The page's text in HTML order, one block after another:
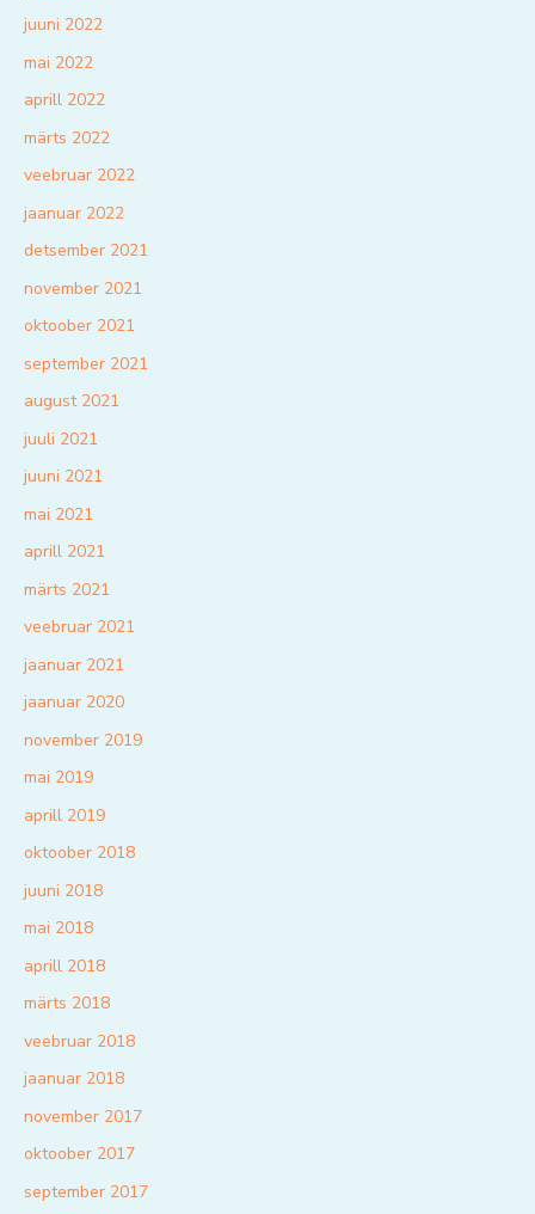
juuni 2022
mai 2022
aprill 2022
märts 2022
veebruar 2022
jaanuar 2022
detsember 2021
november 2021
oktoober 2021
september 2021
august 2021
juuli 2021
juuni 2021
mai 2021
aprill 2021
märts 2021
veebruar 2021
jaanuar 2021
jaanuar 2020
november 2019
mai 2019
aprill 2019
oktoober 2018
juuni 2018
mai 2018
aprill 2018
märts 2018
veebruar 2018
jaanuar 2018
november 2017
oktoober 2017
september 2017